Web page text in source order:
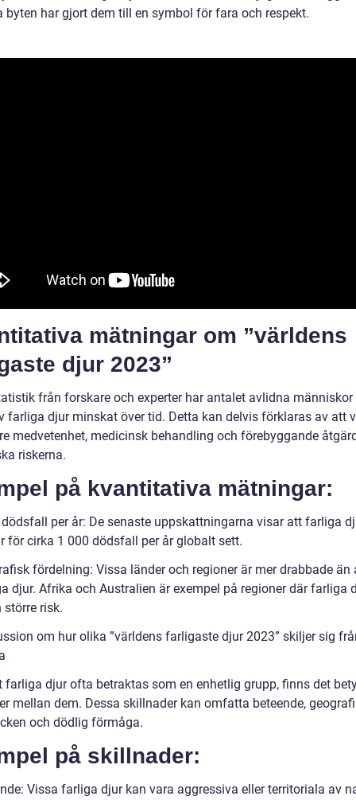
byten har gjort dem till en symbol för fara och respekt.
mätningar om ”världens
djur 2023”
från forskare och experter har antalet avlidna människor
farliga djur minskat över tid. Detta kan delvis förklaras av att
medvetenhet, medicinsk behandling och förebyggande
riskerna.
på kvantitativa mätningar:
per år: De senaste uppskattningarna visar att farliga
för cirka 1 000 dödsfall per år globalt sett.
fördelning: Vissa länder och regioner är mer drabbade än
djur. Afrika och Australien är exempel på regioner där farliga
större risk.
om hur olika ”världens farligaste djur 2023” skiljer sig
farliga djur ofta betraktas som en enhetlig grupp, finns det
mellan dem. Dessa skillnader kan omfatta beteende,
och dödlig förmåga.
på skillnader:
Vissa farliga djur kan vara aggressiva eller territoriala av